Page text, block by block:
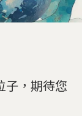
子，期待您